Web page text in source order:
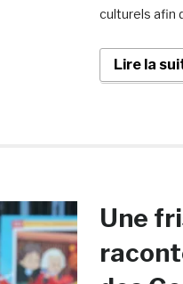
culturels afin
Lire la
Une